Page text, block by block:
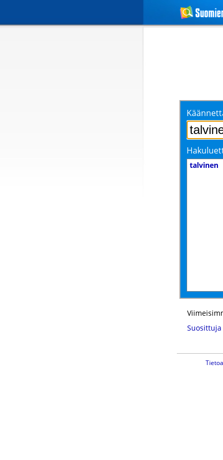
talvinen
Suosittuja
Tietoa